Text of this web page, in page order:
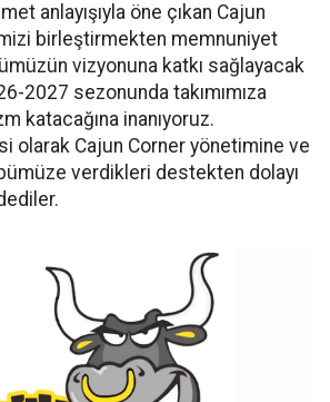
anlayışıyla öne çıkan Cajun
birleştirmekten memnuniyet
vizyonuna katkı sağlayacak
2027 sezonunda takımımıza
katacağına inanıyoruz.
olarak Cajun Corner yönetimine ve
verdikleri destekten dolayı